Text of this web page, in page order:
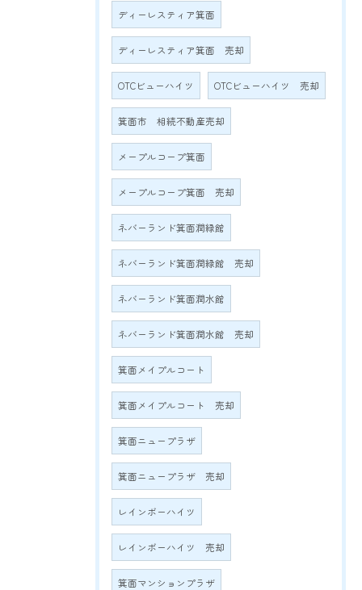
ディーレスティア箕面
ディーレスティア箕面 売却
OTCビューハイツ OTCビューハイツ 売却
箕面市 相続不動産売却
メープルコープ箕面
メープルコープ箕面 売却
ネバーランド箕面潤緑館
ネバーランド箕面潤緑館 売却
ネバーランド箕面潤水館
ネバーランド箕面潤水館 売却
箕面メイプルコート
箕面メイプルコート 売却
箕面ニュープラザ
箕面ニュープラザ 売却
レインボーハイツ
レインボーハイツ 売却
箕面マンションプラザ